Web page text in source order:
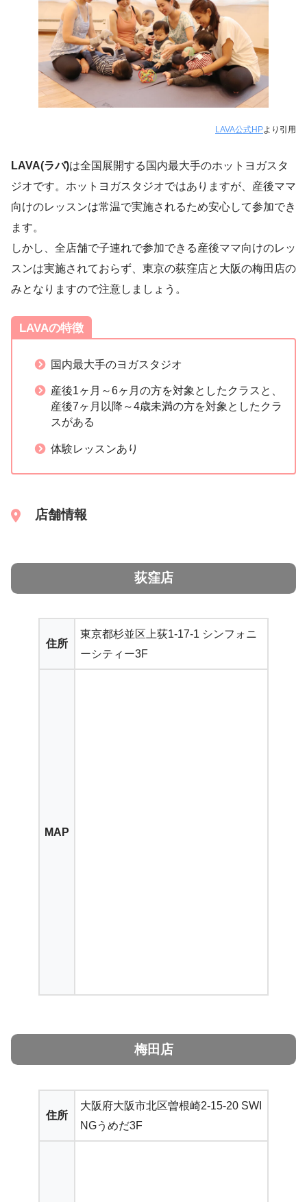
LAVA公式HPより引用
LAVA(ラバ)は全国展開する国内最大手のホットヨガスタ
ジオです。ホットヨガスタジオではありますが、産後ママ
向けのレッスンは常温で実施されるため安心して参加でき
ます。
しかし、全店舗で子連れで参加できる産後ママ向けのレッ
スンは実施されておらず、東京の荻窪店と大阪の梅田店の
みとなりますので注意しましょう。
LAVAの特徴
国内最大手のヨガスタジオ
産後1ヶ月～6ヶ月の方を対象としたクラスと、
産後7ヶ月以降～4歳未満の方を対象としたクラ
スがある
体験レッスンあり
店舗情報
荻窪店
住所
東京都杉並区上荻1-17-1 シンフォニ
ーシティー3F
MAP
梅田店
住所
大阪府大阪市北区曽根崎2-15-20 SWI
NGうめだ3F